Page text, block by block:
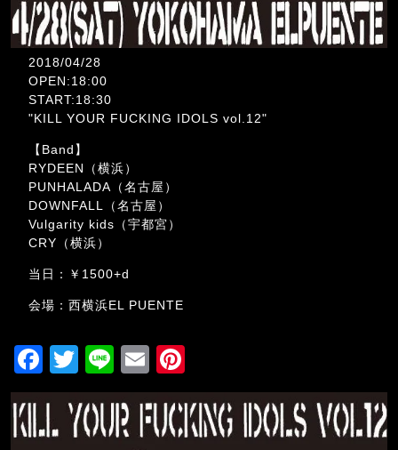
2018/04/28
OPEN:18:00
START:18:30
"KILL YOUR FUCKING IDOLS vol.12"
【Band】
RYDEEN（横浜）
PUNHALADA（名古屋）
DOWNFALL（名古屋）
Vulgarity kids（宇都宮）
CRY（横浜）
当日：￥1500+d
会場：西横浜EL PUENTE
F
a
c
T
wi
tt
Li
n
e
E
m
ai
nt
er